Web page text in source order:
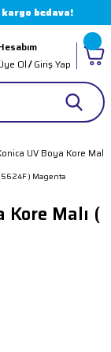
kargo bedava!
Ol/Giriş Yap
UV Boya Kore
Kore Malı (